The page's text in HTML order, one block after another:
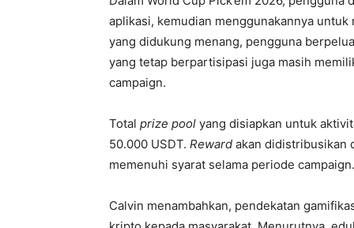
aplikasi, kemudian menggunakannya
yang didukung menang, pengguna
yang tetap berpartisipasi juga masih
campaign.
Total prize pool yang disiapkan untuk
50.000 USDT. Reward akan didistribusikan
memenuhi syarat selama periode campaign.
Calvin menambahkan, pendekatan